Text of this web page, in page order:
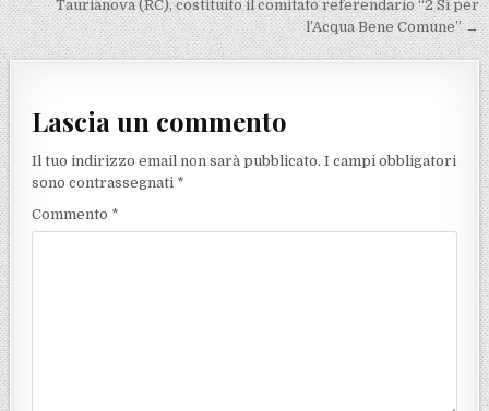
Taurianova (RC), costituito il comitato referendario “2 Sì per
l’Acqua Bene Comune” →
Lascia un commento
Il tuo indirizzo email non sarà pubblicato. I campi obbligatori
sono contrassegnati *
Commento *